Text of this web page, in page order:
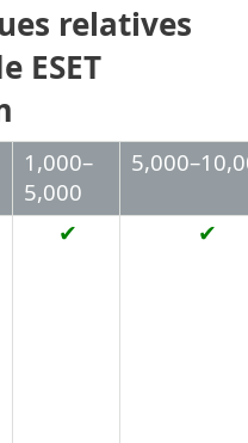
relatives
ESET
1,000–
5,000
✔ ✔